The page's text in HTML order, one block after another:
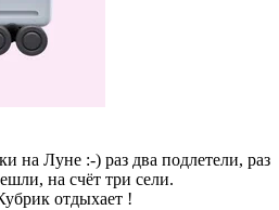
на Луне :-) раз два подлетели, раз
на счёт три сели.
отдыхает !